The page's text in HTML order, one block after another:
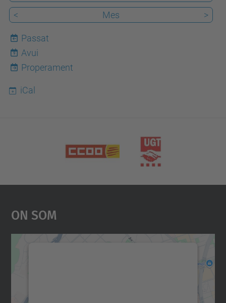
<
Mes >
Passat
9
Avui
Properament
iCal
On Som